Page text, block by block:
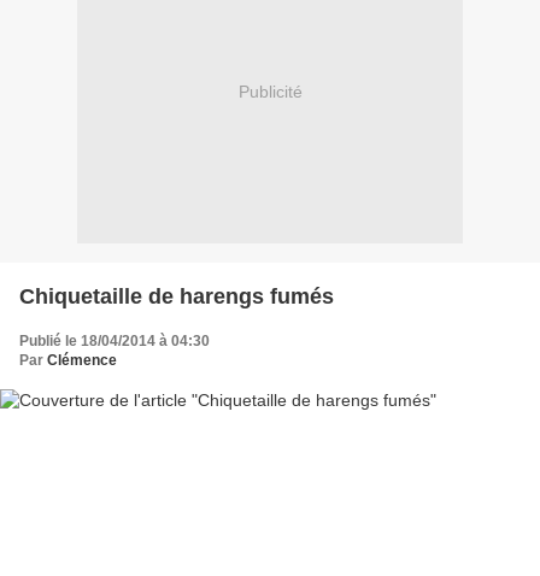
Publicité
Chiquetaille de harengs fumés
Publié le 18/04/2014 à 04:30
Par Clémence